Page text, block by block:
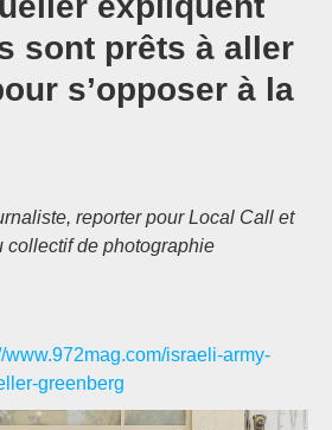
sont prêts à aller
s’opposer à la
reporter pour Local Call et
collectif de photographie
www.972mag.com/israeli-army-
greenberg